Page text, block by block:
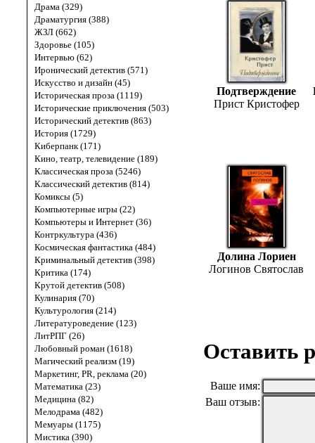
Драма (329)
Драматургия (388)
ЖЗЛ (662)
Здоровье (105)
Интервью (62)
Иронический детектив (571)
Искусство и дизайн (45)
Историческая проза (1119)
Исторические приключения (503)
Исторический детектив (863)
История (1729)
Киберпанк (171)
Кино, театр, телевидение (189)
Классическая проза (5246)
Классический детектив (814)
Комиксы (5)
Компьютерные игры (22)
Компьютеры и Интернет (36)
Контркультура (436)
Космическая фантастика (484)
Криминальный детектив (398)
Критика (174)
Крутой детектив (508)
Кулинария (70)
Культурология (214)
Литературоведение (123)
ЛитРПГ (26)
Любовный роман (1618)
Магический реализм (19)
Маркетинг, PR, реклама (20)
Математика (23)
Медицина (82)
Мелодрама (482)
Мемуары (1175)
Мистика (390)
Подтверждение
Прист Кристофер
Долина Лориен
Логинов Святослав
Оставить
Ваше имя:
Ваш отзыв: